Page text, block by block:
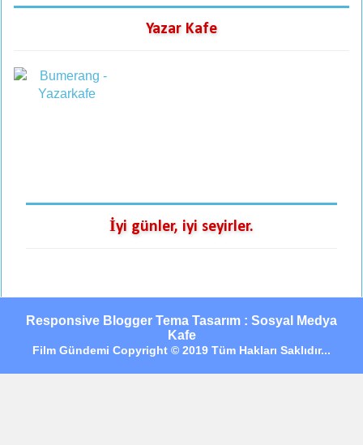
Yazar Kafe
İyi günler, iyi seyirler.
Responsive Blogger Tema Tasarım : Sosyal Medya
Kafe
Film Gündemi Copyright © 2019 Tüm Hakları Saklıdır...